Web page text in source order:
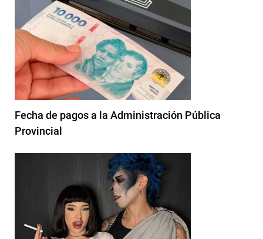
Fecha de pagos a la Administración Pública
Provincial